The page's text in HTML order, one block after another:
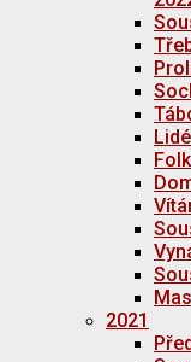
2021